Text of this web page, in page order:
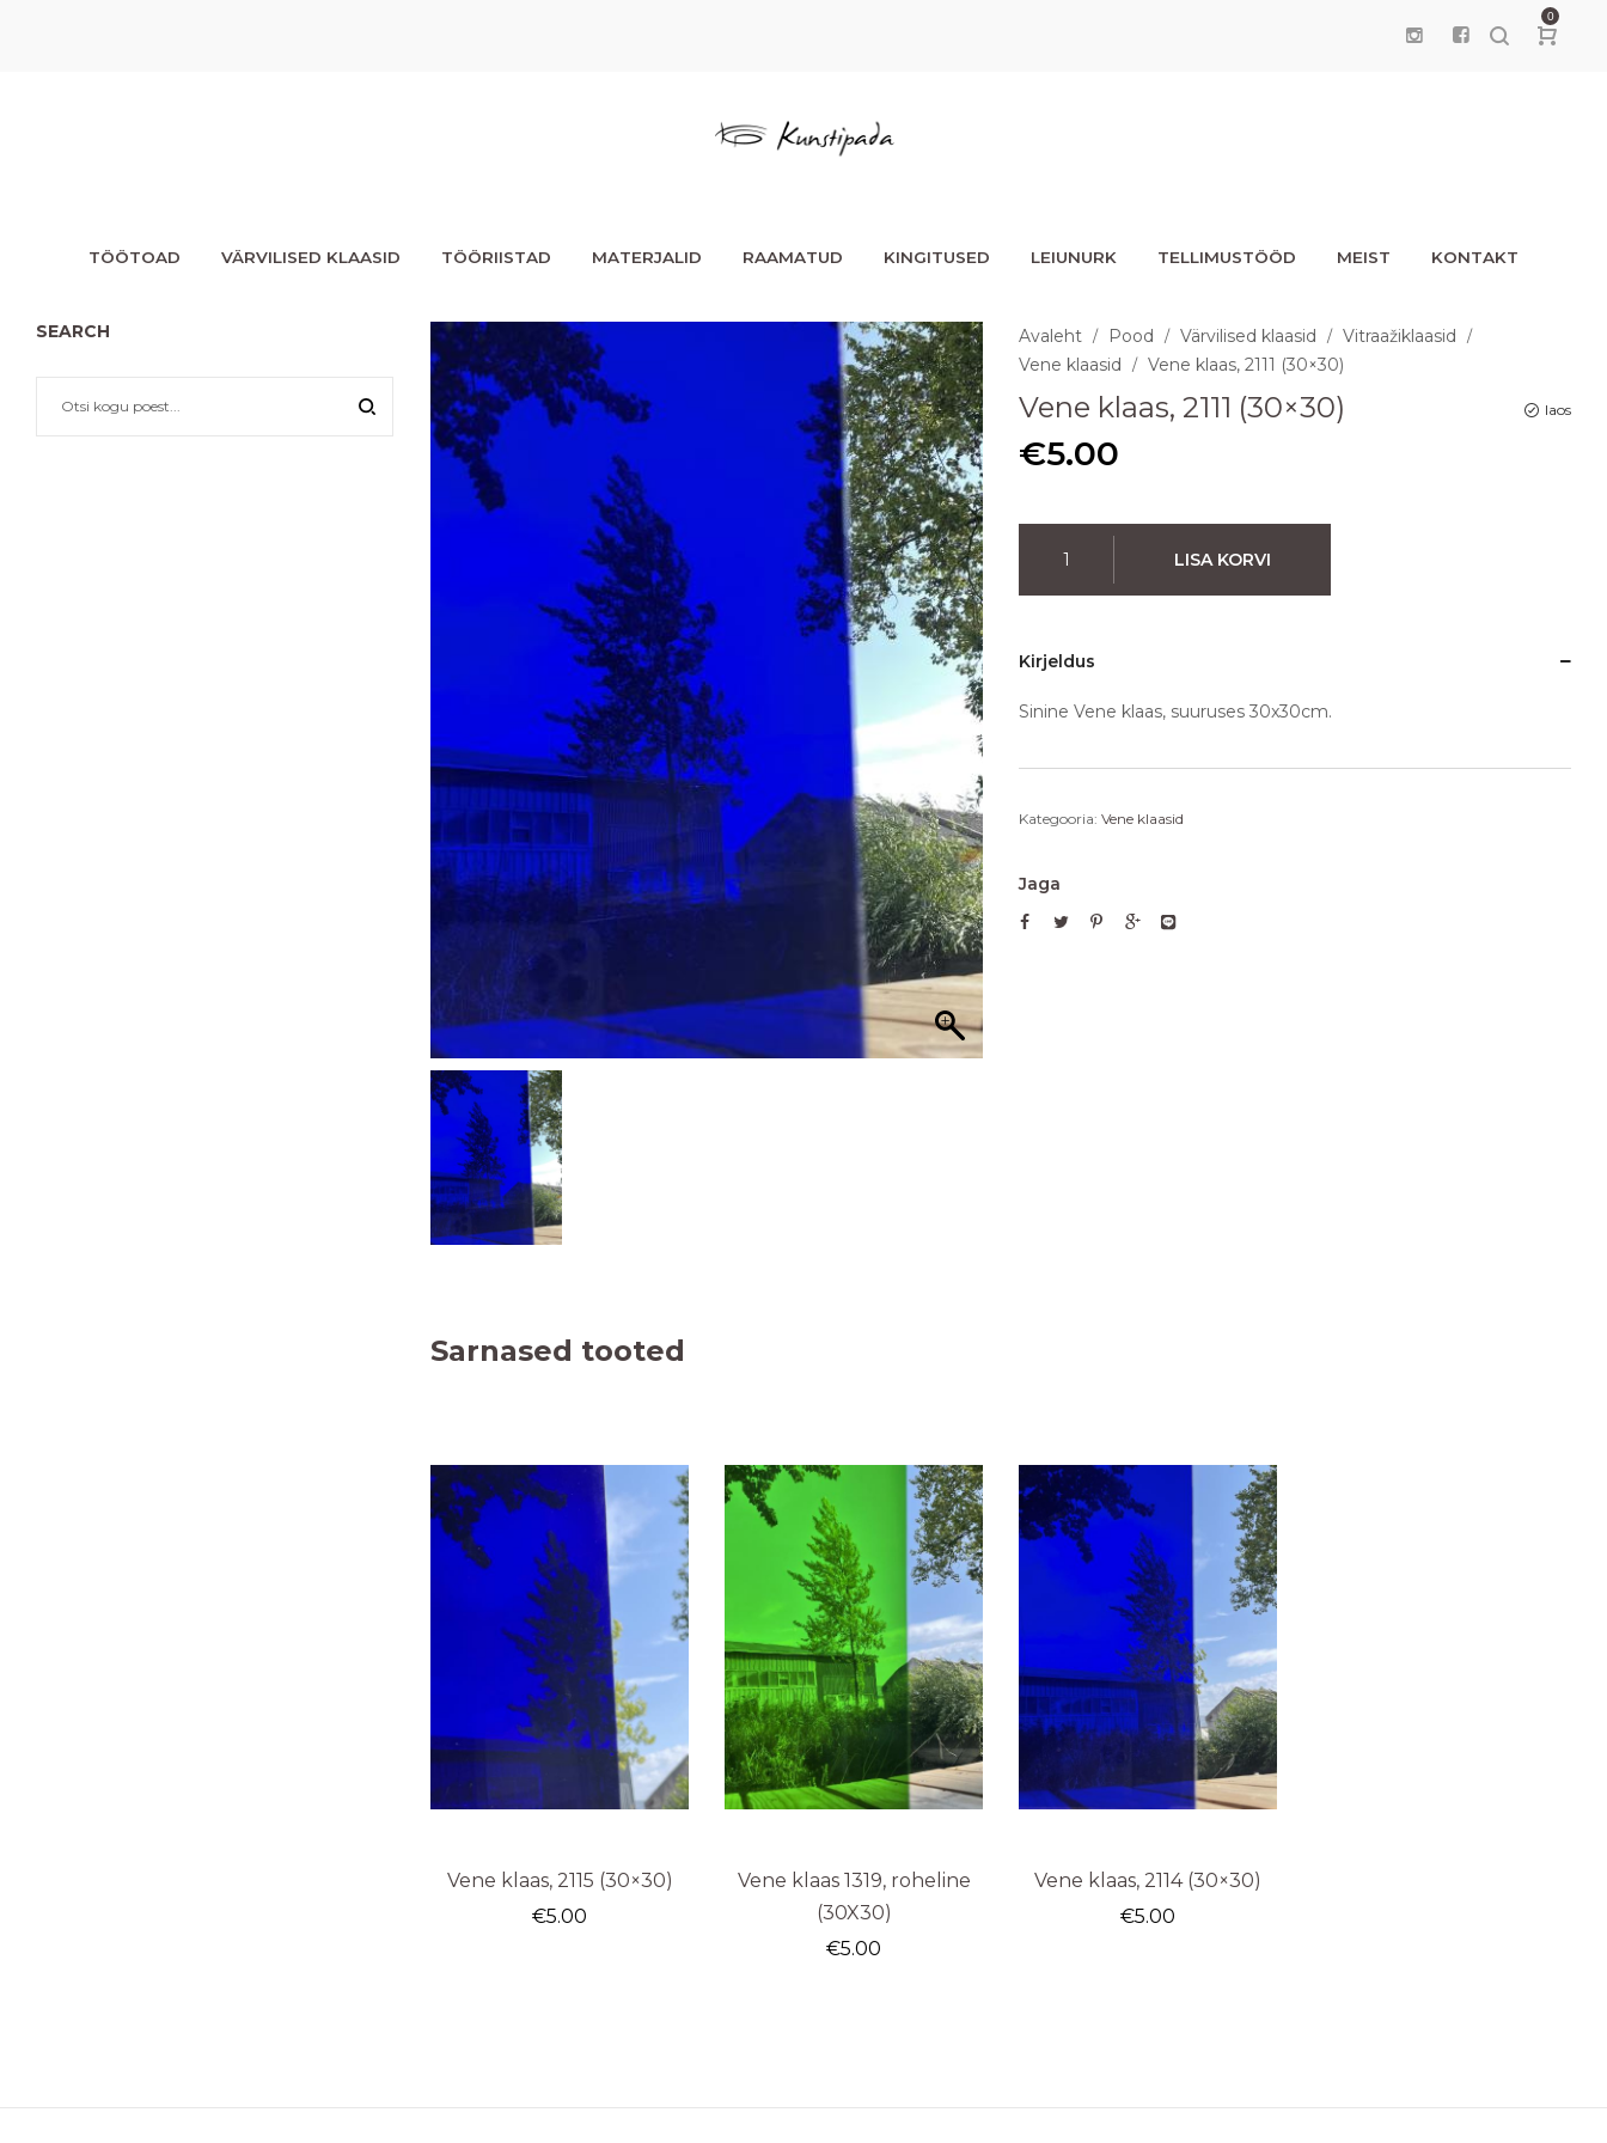
0
TÖÖTOAD VÄRVILISED KLAASID TÖÖRIISTAD MATERJALID RAAMATUD KINGITUSED LEIUNURK TELLIMUSTÖÖD MEIST KONTAKT
Avaleht / Pood / Värvilised klaasid / Vitraažiklaasid /
Vene klaasid / Vene klaas, 2111 (30×30)
Vene klaas, 2111 (30×30) laos
€5.00
LISA KORVI
Kirjeldus
Sinine Vene klaas, suuruses 30x30cm.
Kategooria: Vene klaasid
Jaga
Sarnased tooted
Vene klaas, 2115 (30×30)
€5.00
Vene klaas 1319, roheline
(30X30)
€5.00
Vene klaas, 2114 (30×30)
€5.00
SEARCH